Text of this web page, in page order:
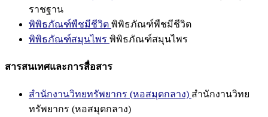
ราชฐาน
พิพิธภัณฑ์พืชมีชีวิต พิพิธภัณฑ์พืชมีชีวิต
พิพิธภัณฑ์สมุนไพร พิพิธภัณฑ์สมุนไพร
สารสนเทศและการสื่อสาร
สำนักงานวิทยทรัพยากร (หอสมุดกลาง) สำนักงานวิทย
ทรัพยากร (หอสมุดกลาง)